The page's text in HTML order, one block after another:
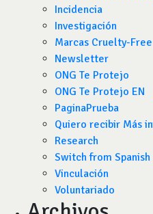
Incidencia
Investigación
Marcas Cruelty-Free
Newsletter
ONG Te Protejo
ONG Te Protejo EN
PaginaPrueba
Quiero recibir Más
Research
Switch from
Vinculación
Voluntariado